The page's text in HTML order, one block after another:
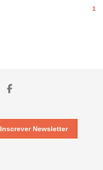
1
Inscrever Newsletter